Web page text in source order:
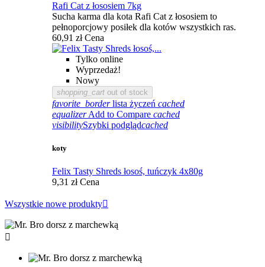
Rafi Cat z łososiem 7kg
Sucha karma dla kota Rafi Cat z łososiem to
pełnoporcjowy posiłek dla kotów wszystkich ras.
60,91 zł Cena
Tylko online
Wyprzedaż!
Nowy
shopping_cart out of stock
favorite_border lista życzeń cached
equalizer Add to Compare cached
visibilitySzybki podglądcached
koty
Felix Tasty Shreds łosoś, tuńczyk 4x80g
9,31 zł Cena
Wszystkie nowe produkty
